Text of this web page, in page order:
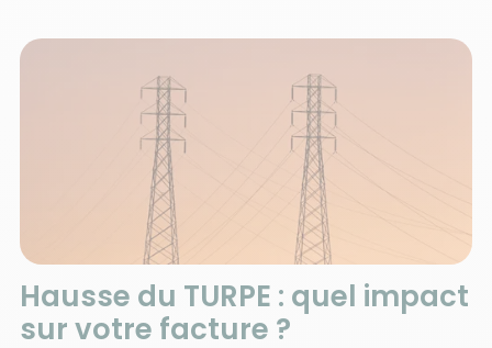
Hausse du TURPE : quel impact
sur votre facture ?